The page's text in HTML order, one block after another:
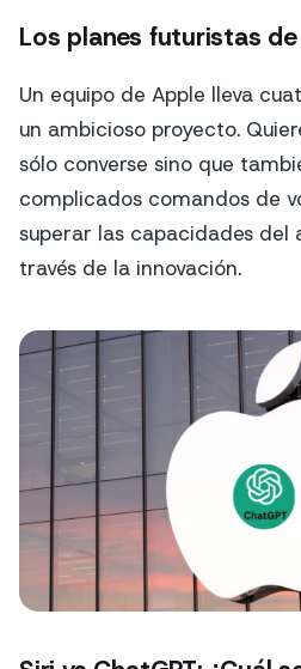
Los planes futuristas
Un equipo de Apple lleva
un ambicioso proyecto.
sólo converse sino que
complicados comandos de
superar las capacidades del
través de la innovación.